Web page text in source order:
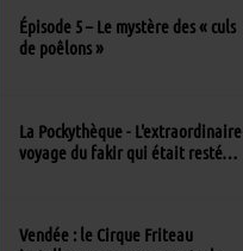
Épisode 5 – Le mystère des « culs
de poêlons »
La Pockythèque - L'extraordinaire
voyage du fakir qui était resté
Vendée : le Cirque Friteau